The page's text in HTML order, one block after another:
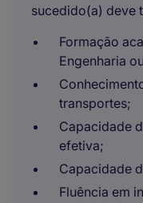
sucedido(a) deve
Formação
Engenharia
transportes;
Capacidade
efetiva;
Capacidade
Fluência em